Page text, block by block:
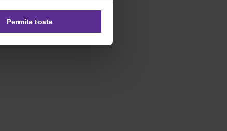
Permite toate